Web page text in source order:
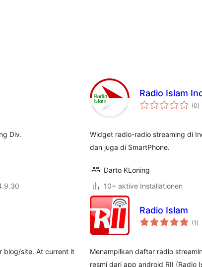
Div.
Radio Islam
(0)
Widget radio-radio streaming di
dan juga di SmartPhone.
Darto KLoning
10+ aktive Installationen
blog/site. At current it
Radio Islam
(1 )
Menampilkan daftar radio
resmi dari app android RII (Radio